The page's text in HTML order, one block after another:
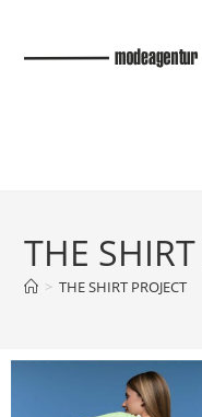
THE
> THE SHIRT PROJECT